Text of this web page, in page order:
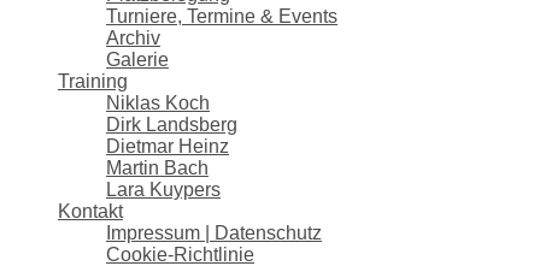
Turniere, Termine & Events
Archiv
Galerie
Training
Niklas Koch
Dirk Landsberg
Dietmar Heinz
Martin Bach
Lara Kuypers
Kontakt
Impressum | Datenschutz
Cookie-Richtlinie